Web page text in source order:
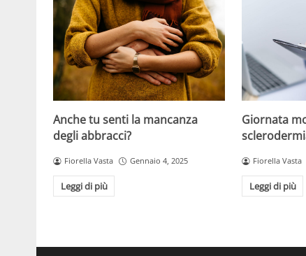
Anche tu senti la mancanza
degli abbracci?
Fiorella Vasta Gennaio 4, 2025
Leggi di più
Giornata
Fiorella Vasta
Leggi di più